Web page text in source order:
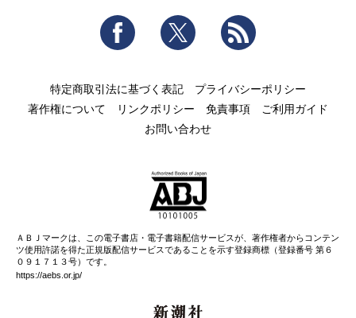
Facebook Twitter
特定商取引法に基づく表記
プライバシーポリシー
著作権について
リンクポリシー 免責事項
ご利用ガイド
お問い合わせ
ＡＢＪマークは、この電子書店・電子書籍配信サービスが、著作権者からコンテン
ツ使用許諾を得た正規版配信サービスであることを示す登録商標（登録番号 第６
０９１７１３号）です。
https://aebs.or.jp/